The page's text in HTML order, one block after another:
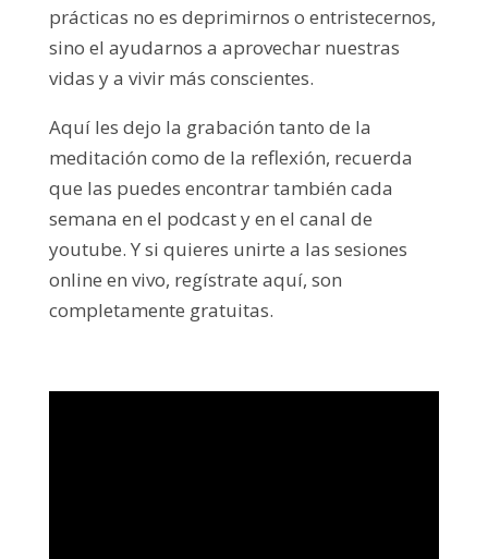
prácticas no es deprimirnos o entristecernos,
sino el ayudarnos a aprovechar nuestras
vidas y a vivir más conscientes.
Aquí les dejo la grabación tanto de la
meditación como de la reflexión, recuerda
que las puedes encontrar también cada
semana en el podcast y en el canal de
youtube. Y si quieres unirte a las sesiones
online en vivo, regístrate aquí, son
completamente gratuitas.